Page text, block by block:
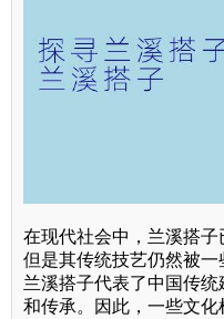
在现代社会中，兰溪搭子
但是其传统技艺仍然被
兰溪搭子代表了中国传
和传承。因此，一些文